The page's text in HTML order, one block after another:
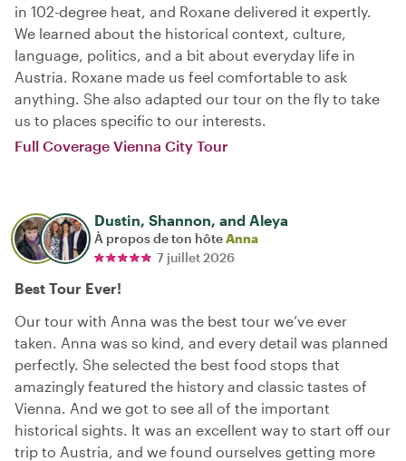
in 102-degree heat, and Roxane delivered it expertly.
We learned about the historical context, culture,
language, politics, and a bit about everyday life in
Austria. Roxane made us feel comfortable to ask
anything. She also adapted our tour on the fly to take
us to places specific to our interests.
Full Coverage Vienna City Tour
Dustin, Shannon, and Aleya
À propos de ton hôteAnna
7 juillet 2026
Best Tour Ever!
Our tour with Anna was the best tour we’ve ever
taken. Anna was so kind, and every detail was planned
perfectly. She selected the best food stops that
amazingly featured the history and classic tastes of
Vienna. And we got to see all of the important
historical sights. It was an excellent way to start off our
trip to Austria, and we found ourselves getting more